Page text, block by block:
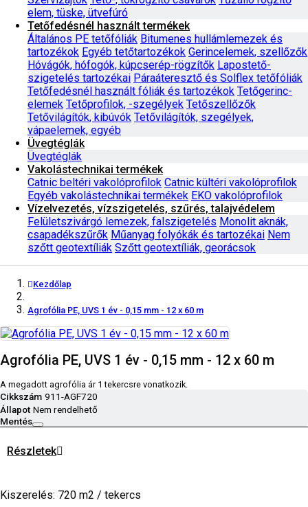
elem, tüske, ütvefúró
Tetőfedésnél használt termékek
Általános PE tetőfóliák Bitumenes hullámlemezek és
tartozékok Egyéb tetőtartozékok Gerincelemek, szellőzők
Hóvágók, hófogók, kúpcserép-rögzítők Lapostető-
szigetelés tartozékai Páraáteresztő és Solflex tetőfóliák
Tetőfedésnél használt fóliák és tartozékok Tetőgerinc-
elemek Tetőprofilok, -szegélyek Tetőszellőzők
Tetővilágítók, kibúvók Tetővilágítók, szegélyek,
vápaelemek, egyéb
Üvegtéglák
Üvegtéglák
Vakolástechnikai termékek
Catnic beltéri vakolóprofilok Catnic kültéri vakolóprofilok
Egyéb vakolástechnikai termékek EKO vakolóprofilok
Vízelvezetés, vízszigetelés, szűrés, talajvédelem
Felületszivárgó lemezek, falszigetelés Monolit aknák,
csapadékszűrők Műanyag folyókák és tartozékai Nem
szőtt geotextíliák Szőtt geotextíliák, georácsok
Kezdőlap
Agrofólia PE, UVS 1 év - 0,15 mm - 12 x 60 m
Agrofólia PE, UVS 1 év - 0,15 mm - 12 x 60 m
A megadott agrofólia ár 1 tekercsre vonatkozik.
Cikkszám 911-AGF720
Állapot Nem rendelhető
Mentés
Részletek
Kiszerelés: 720 m2 / tekercs